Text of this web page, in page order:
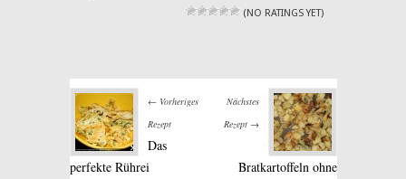
(NO RATINGS YET)
← Vorheriges
Rezept
Das
perfekte Rührei
Nächstes
Rezept →
Bratkartoffeln ohne